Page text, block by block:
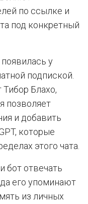
по ссылке и
под конкретный
у
подпиской.
Блахо,
позволяет
и добавить
которые
этого чата.
бот отвечать
его упоминают
из личных